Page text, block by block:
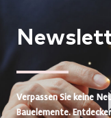
Verpassen Sie keine
Bauelemente.